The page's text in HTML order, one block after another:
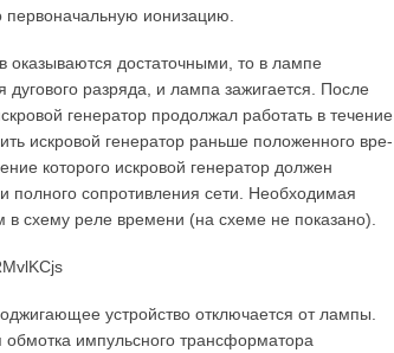
первоначальную ионизацию.
достаточными, то в лампе
разряда, и лампа зажигается. После
генератор продолжал рабо­тать в течение
искровой генератор раньше положенного вре­
ко­торого искровой генератор должен
полного сопротивления сети. Необходимая
схему реле времени (на схеме не показано).
устройство отключается от лампы.
обмотка импульс­ного трансформатора